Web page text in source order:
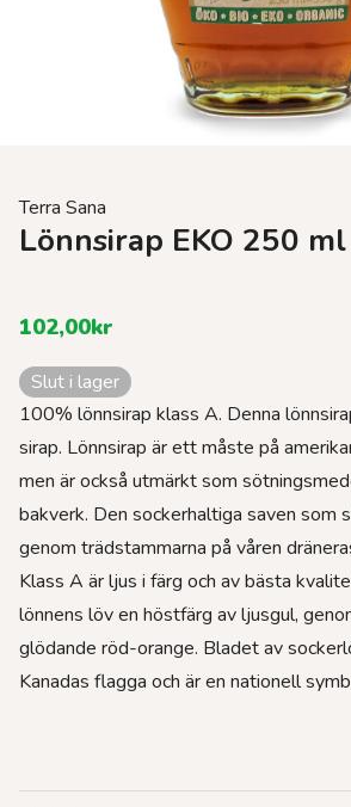
Terra Sana
Lönnsirap EKO 250 ml
102,00kr
Slut i lager
100% lönnsirap klass A. Denna
sirap. Lönnsirap är ett måste på
men är också utmärkt som
bakverk. Den sockerhaltiga saven som
genom trädstammarna på våren
Klass A är ljus i färg och av bästa
lönnens löv en höstfärg av ljusgul,
glödande röd-orange. Bladet av
Kanadas flagga och är en nationell